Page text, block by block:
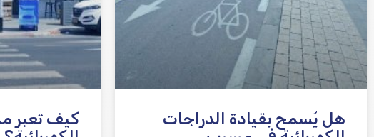
هل يُسمح بقيادة الدراجات
كيف تعبر